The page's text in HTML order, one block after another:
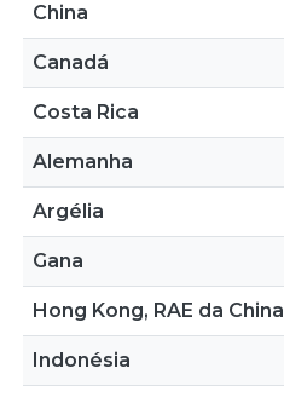
China
Canadá
Costa Rica
Alemanha
Argélia
Gana
Hong Kong, RAE da China
Indonésia